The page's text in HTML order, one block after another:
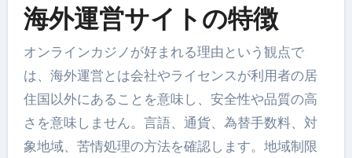
海外運営サイトの特徴
オンラインカジノが好まれる理由という観点で
は、海外運営とは会社やライセンスが利用者の居
住国以外にあることを意味し、安全性や品質の高
さを意味しません。言語、通貨、為替手数料、対
象地域、苦情処理の方法を確認します。地域制限